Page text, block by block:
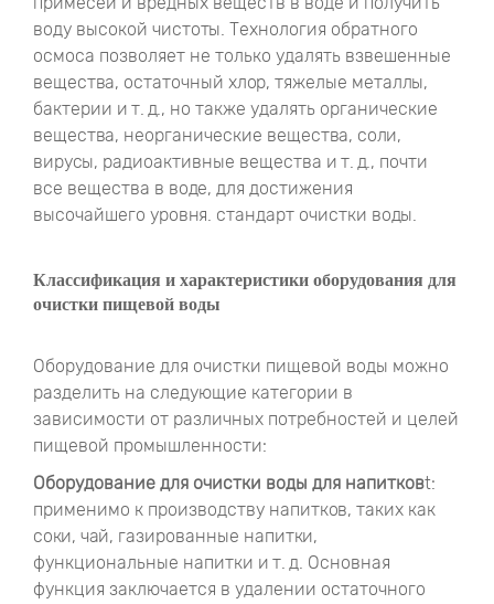
воду высокой чистоты. Технология обратного
осмоса позволяет не только удалять взвешенные
вещества, остаточный хлор, тяжелые металлы,
бактерии и т. д., но также удалять органические
вещества, неорганические вещества, соли,
вирусы, радиоактивные вещества и т. д., почти
все вещества в воде, для достижения
высочайшего уровня. стандарт очистки воды.
Классификация и характеристики оборудования для
очистки пищевой воды
Оборудование для очистки пищевой воды можно
разделить на следующие категории в
зависимости от различных потребностей и целей
пищевой промышленности:
Оборудование для очистки воды для напитковt:
применимо к производству напитков, таких как
соки, чай, газированные напитки,
функциональные напитки и т. д. Основная
функция заключается в удалении остаточного